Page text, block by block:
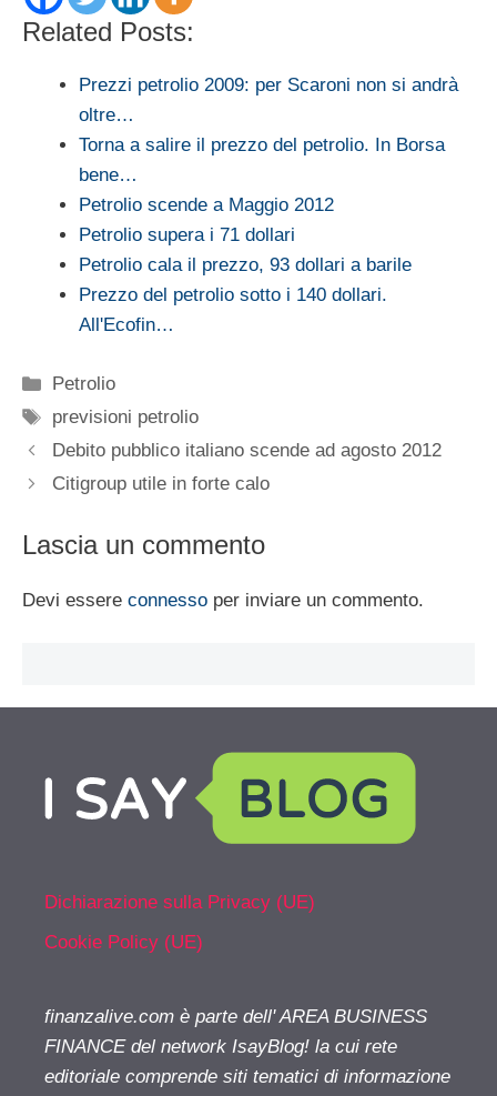
Related Posts:
Prezzi petrolio 2009: per Scaroni non si andrà
oltre…
Torna a salire il prezzo del petrolio. In Borsa
bene…
Petrolio scende a Maggio 2012
Petrolio supera i 71 dollari
Petrolio cala il prezzo, 93 dollari a barile
Prezzo del petrolio sotto i 140 dollari.
All'Ecofin…
Categorie
Petrolio
Tag
previsioni petrolio
Debito pubblico italiano scende ad agosto 2012
Citigroup utile in forte calo
Lascia un commento
Devi essere connesso per inviare un commento.
Dichiarazione sulla Privacy (UE)
Cookie Policy (UE)
finanzalive.com è parte dell' AREA BUSINESS
FINANCE del network IsayBlog! la cui rete
editoriale comprende siti tematici di informazione